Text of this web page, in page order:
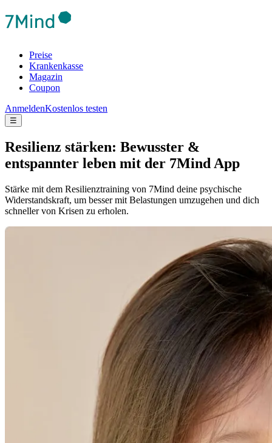
Preise
Krankenkasse
Magazin
Coupon
AnmeldenKostenlos testen
☰
Resilienz stärken: Bewusster &
entspannter leben mit der 7Mind App
Stärke mit dem Resilienztraining von 7Mind deine psychische
Widerstandskraft, um besser mit Belastungen umzugehen und dich
schneller von Krisen zu erholen.